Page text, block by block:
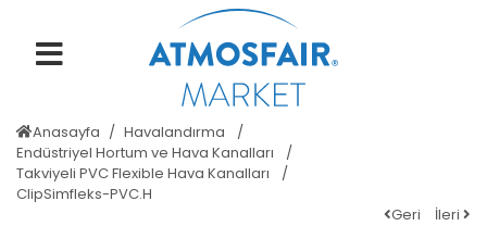
Anasayfa
Havalandırma
Endüstriyel Hortum ve Hava Kanalları
Takviyeli PVC Flexible Hava Kanalları
ClipSimfleks-PVC.H
Geri
İleri